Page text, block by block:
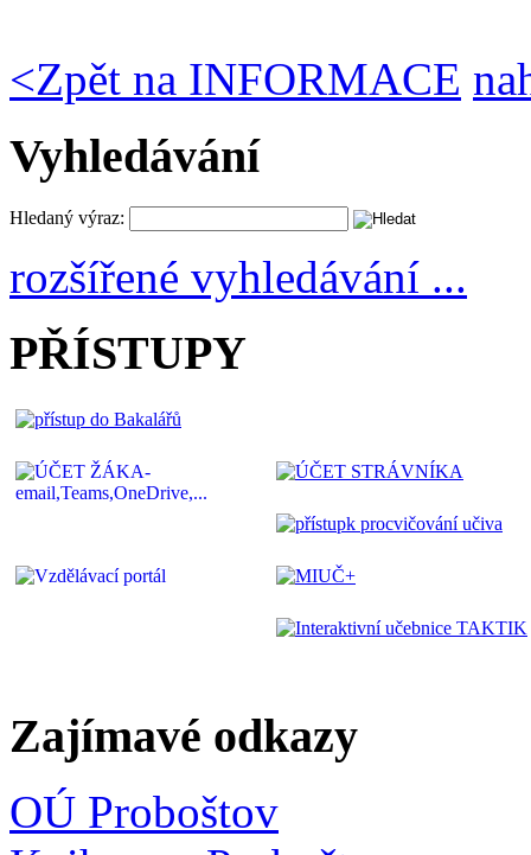
<Zpět na INFORMACE
Vyhledávání
Hledaný výraz:
rozšířené vyhledávání ...
PŘÍSTUPY
Zajímavé odkazy
OÚ Proboštov